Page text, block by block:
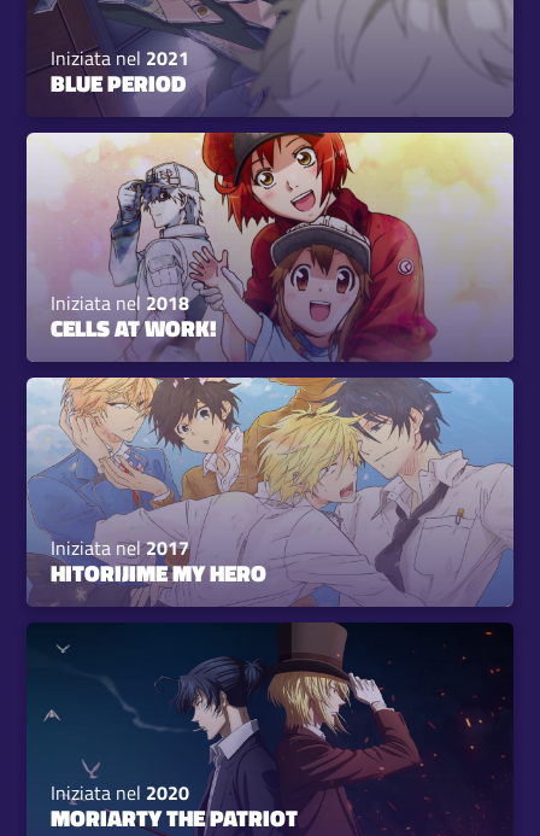
Iniziata nel 2021
BLUE PERIOD
Iniziata nel 2018
CELLS AT WORK!
Iniziata nel2017
HITORIJIME MY HERO
Iniziata nel 2020
MORIARTY THE PATRIOT